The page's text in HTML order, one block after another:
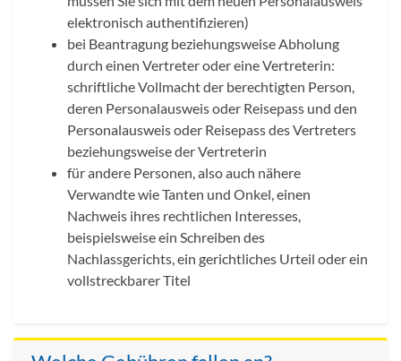
elektronisch authentifizieren)
bei Beantragung beziehungsweise Abholung
durch einen Vertreter oder eine Vertreterin:
schriftliche Vollmacht der berechtigten Person,
deren Personalausweis oder Reisepass und den
Personalausweis oder Reisepass des Vertreters
beziehungsweise der Vertreterin
für andere Personen, also auch nähere
Verwandte wie Tanten und Onkel, einen
Nachweis ihres rechtlichen Interesses,
beispielsweise ein Schreiben des
Nachlassgerichts, ein gerichtliches Urteil oder ein
vollstreckbarer Titel